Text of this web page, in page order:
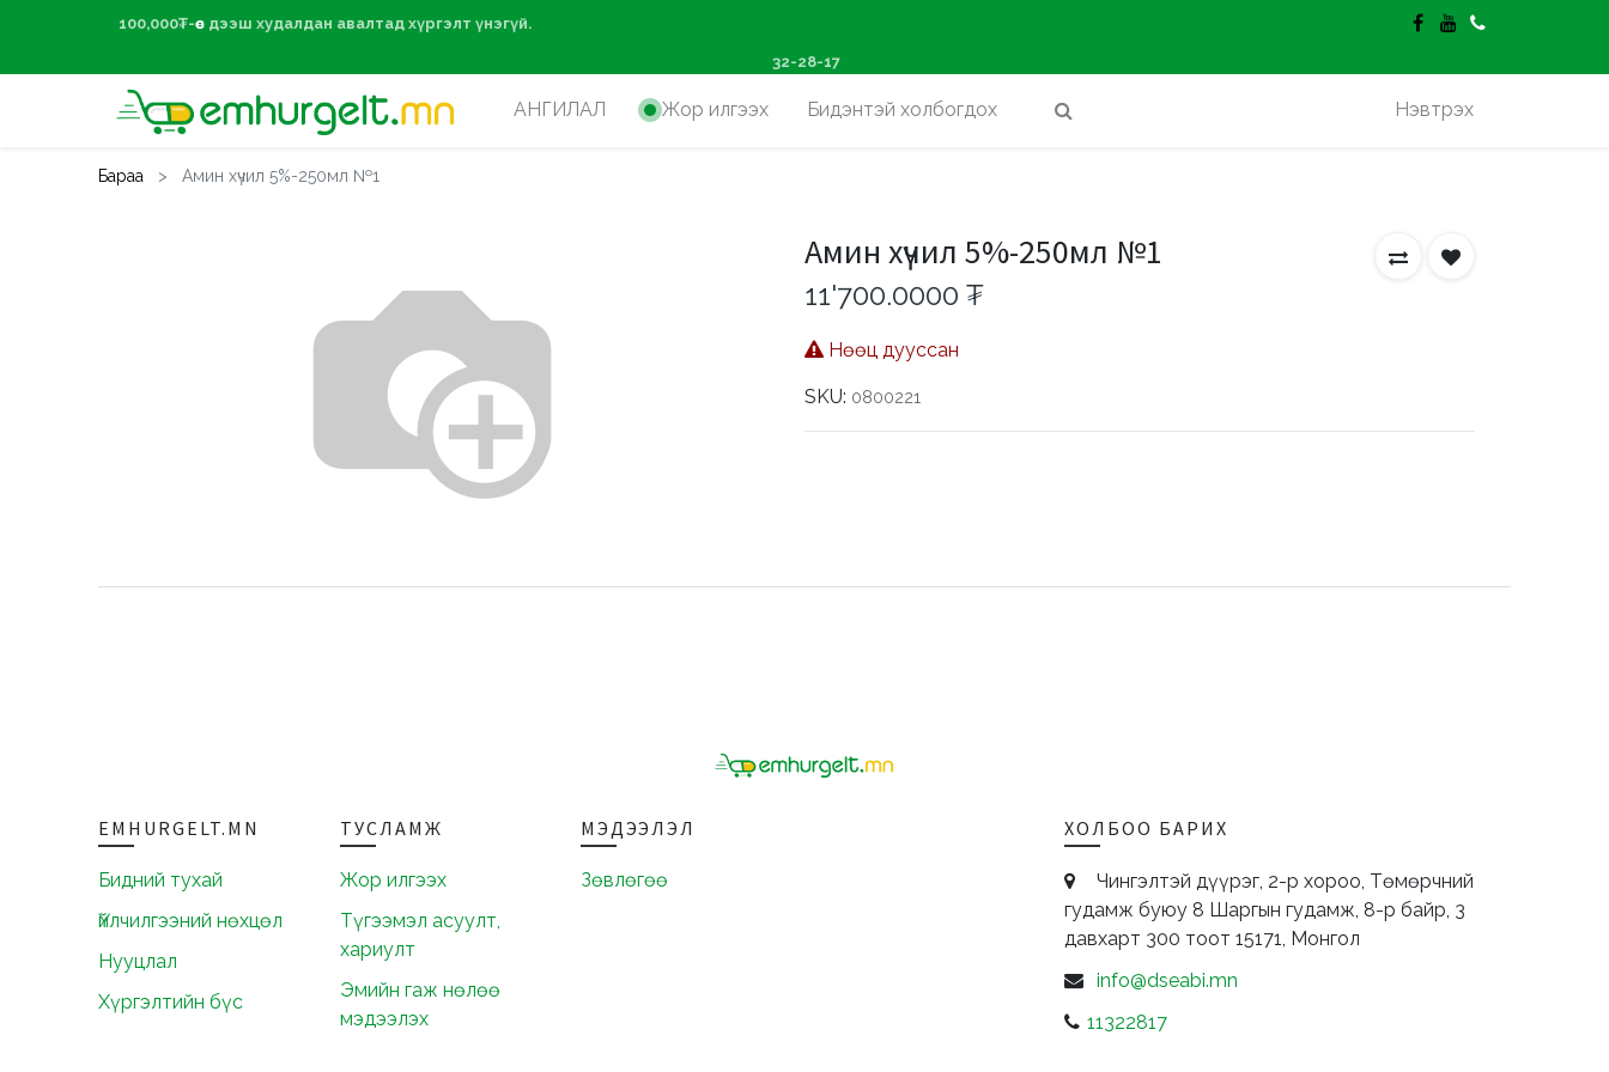
100,000₮-өөс дээш худалдан авалтад хүргэлт үнэгүй.
32-28-17
АНГИЛАЛ Жор илгээх Бидэнтэй холбогдох Нэвтрэх
Бараа Амин хүчил 5%-250мл №1
Амин хүчил 5%-250мл №1
11'700.0000 ₮
Нөөц дууссан
SKU: 0800221
EMHURGELT.MN
Бидний тухай
Үйлчилгээний нөхцөл
Нууцлал
Хүргэлтийн бүс
ТУСЛАМЖ
Жор илгээх
Түгээмэл асуулт,
хариулт
Эмийн гаж нөлөө
мэдээлэх
МЭДЭЭЛЭЛ
Зөвлөгөө
ХОЛБОО БАРИХ
Чингэлтэй дүүрэг, 2-р хороо, Төмөрчний
гудамж буюу 8 Шаргын гудамж, 8-р байр, 3
давхарт 300 тоот 15171, Монгол
info@dseabi.mn
11322817